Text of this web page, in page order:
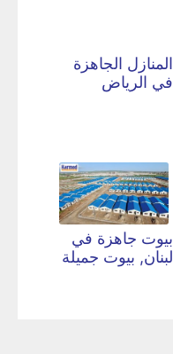
المنازل الجاهزة
في الرياض
بيوت جاهزة في
لبنان, بيوت جميلة